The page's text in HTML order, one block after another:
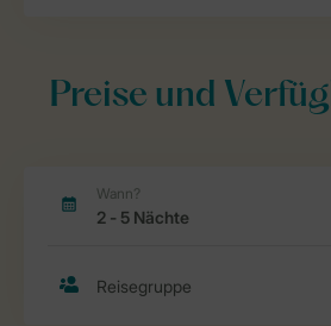
Preise und